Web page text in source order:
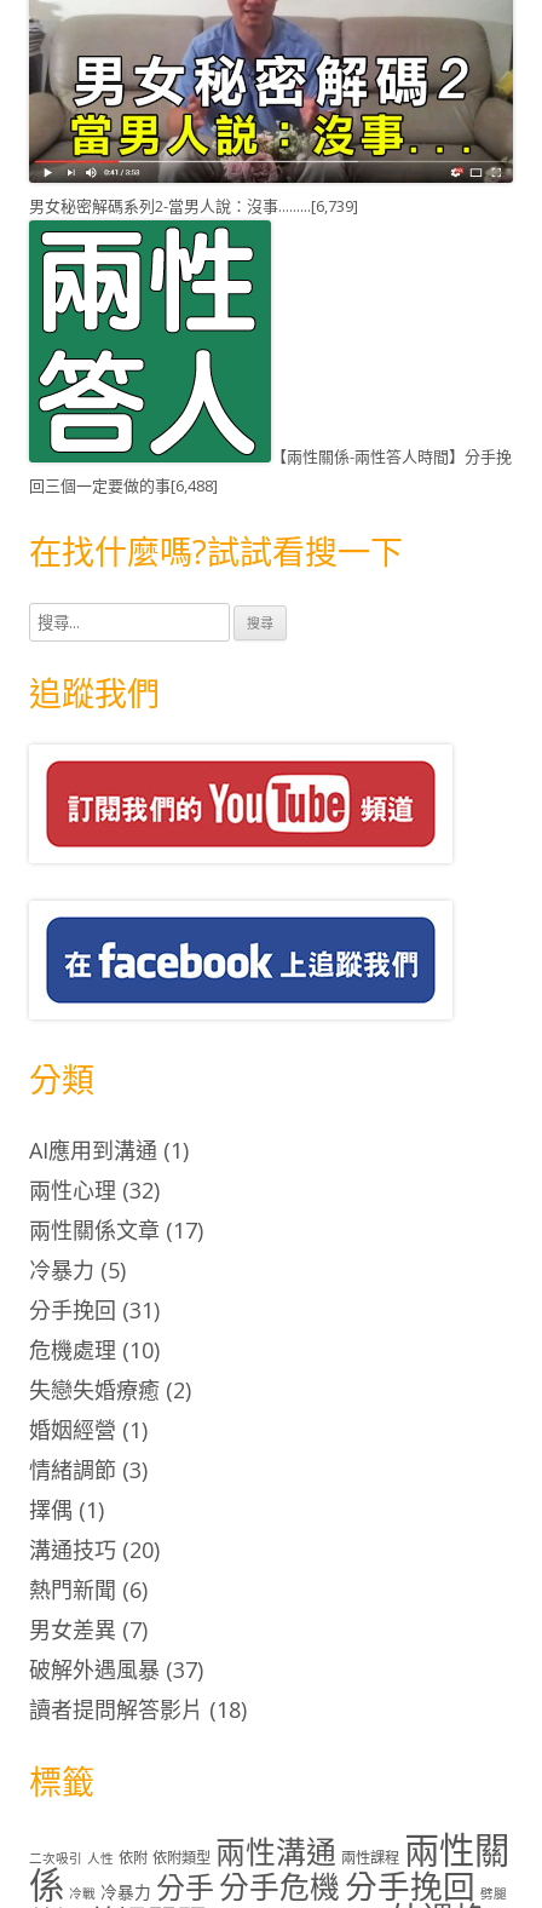
男女秘密解碼系列2-當男人說：沒事.........[6,739]
【兩性關係-兩性答人時間】分手挽
回三個一定要做的事[6,488]
在找什麼嗎?試試看搜一下
搜
尋
關
鍵
追蹤我們
分類
AI應用到溝通 (1)
兩性心理 (32)
兩性關係文章 (17)
冷暴力 (5)
分手挽回 (31)
危機處理 (10)
失戀失婚療癒 (2)
婚姻經營 (1)
情緒調節 (3)
擇偶 (1)
溝通技巧 (20)
熱門新聞 (6)
男女差異 (7)
破解外遇風暴 (37)
讀者提問解答影片 (18)
標籤
二次吸引 人性 依附 依附類型 兩性溝通 兩性課程 兩性關
係 冷戰 冷暴力 分手分手危機分手挽回 劈腿